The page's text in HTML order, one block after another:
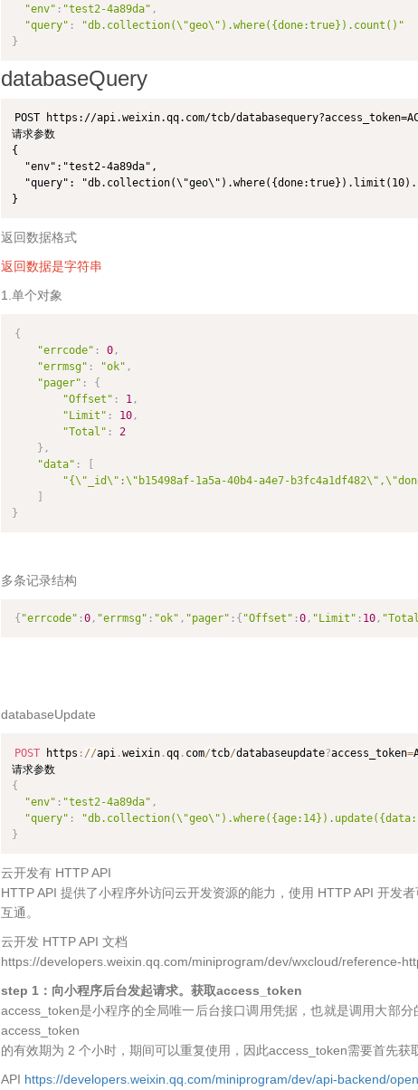
"env" : "test2-4a89da" ,
"query" :
"db.collection(\"geo\").where({done:true}).count()"
}
databaseQuery
POST https://api.weixin.qq.com/tcb/
请求参数
{
  "env":"test2-4a89da",
"query":
返回数据格式
返回数据是字符串
1.单个对象
{
"errcode" : 0,
"errmsg" : "ok" ,
"pager" :
{
"Offset" : 1 ,
"Limit" : 10,
"Total" :
2
} ,
"data" :
[
"{\"_id\":\"b15498af-1a5a-40b4-a4e7-
]
}
多条记录结构
{ "errcode" :0, "errmsg" : "ok" , "pager" : { "Offset" :0, "Limit" : 10,
databaseUpdate
POST https : //api .weixin.qq. com/tcb/databaseupdate?access_token=
请求参数
{
"env" : "test2-4a89da" ,
"query" :
}
云开发有 HTTP API
HTTP API 提供了小程序外访问云开发资源的能力，使用 HTTP API 开发
互通。
云开发 HTTP API 文档
https://developers.weixin.qq.com/miniprogram/dev/wxcloud/reference-
step 1：向小程序后台发起请求。获取access_token
access_token是小程序的全局唯一后台接口调用凭据，也就是调用大部
access_token
的有效期为 2 个小时，期间可以重复使用，因此access_token需要首先
API https://developers.weixin.qq.com/miniprogram/dev/api-backend/